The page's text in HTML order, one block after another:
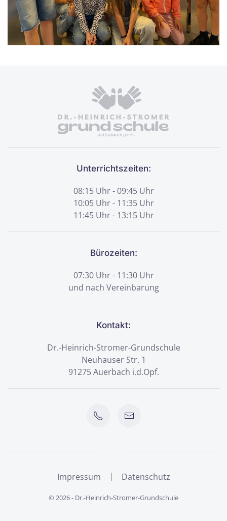
Unterrichtszeiten:
08:15 Uhr - 09:45 Uhr
10:05 Uhr - 11:35 Uhr
11:45 Uhr - 13:15 Uhr
Bürozeiten:
07:30 Uhr - 11:30 Uhr
und nach Vereinbarung
Kontakt:
Dr.-Heinrich-Stromer-Grundschule
Neuhauser Str. 1
91275 Auerbach i.d.Opf.
Impressum Datenschutz
©2026- Dr.-Heinrich-Stromer-Grundschule